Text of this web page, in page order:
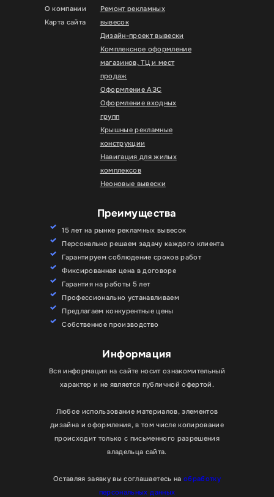
О компании
Карта сайта
Ремонт рекламных
вывесок
Дизайн-проект вывески
Комплексное оформление
магазинов, ТЦ и мест
продаж
Оформление АЗС
Оформление входных
групп
Крышные рекламные
конструкции
Навигация для жилых
комплексов
Неоновые вывески
Преимущества
15 лет на рынке рекламных вывесок
Персонально решаем задачу каждого клиента
Гарантируем соблюдение сроков работ
Фиксированная цена в договоре
Гарантия на работы 5 лет
Профессионально устанавливаем
Предлагаем конкурентные цены
Собственное производство
Информация
Вся информация на сайте носит ознакомительный
характер и не является публичной офертой.
Любое использование материалов, элементов
дизайна и оформления, в том числе копирование
происходит только с письменного разрешения
владельца сайта.
Оставляя заявку вы соглашаетесь на обработку
персональных данных